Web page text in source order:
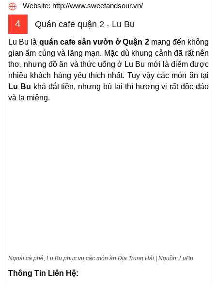
Website: http://www.sweetandsour.vn/
4 Quán cafe quận 2 - Lu Bu
Lu Bu là quán cafe sân vườn ở Quận 2mang đến không
gian ấm cúng và lãng mạn. Mặc dù khung cảnh đã rất nên
thơ, nhưng đồ ăn và thức uống ở Lu Bu mới là điểm được
nhiều khách hàng yêu thích nhất. Tuy vậy các món ăn tại
Lu Bu khá đắt tiền, nhưng bù lại thì hương vị rất độc đáo
và lạ miệng.
Ngoài cà phê, Lu Bu phục vụ các món ăn Địa Trung Hải | Nguồn: LuBu
Thông Tin Liên Hệ: